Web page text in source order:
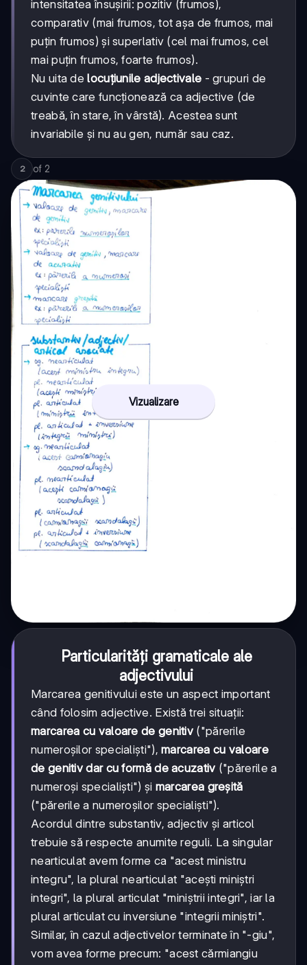
intensitatea însușirii: pozitiv (frumos),
comparativ (mai frumos, tot așa de frumos, mai
puțin frumos) și superlativ (cel mai frumos, cel
mai puțin frumos, foarte frumos).
Nu uita delocuțiunile adjectivale - grupuri de
cuvinte care funcționează ca adjective (de
treabă, în stare, în vârstă). Acestea sunt
invariabile și nu au gen, număr sau caz.
2 of 2
Vizualizare
Particularități gramaticale ale
adjectivului
Marcarea genitivului este un aspect important
când folosim adjective. Există trei situații:
marcarea cu valoare de genitiv("părerile
numeroșilor specialiști"),marcarea cu valoare
de genitiv dar cu formă de acuzativ("părerile a
numeroși specialiști") și marcarea greșită
("părerile a numeroșilor specialiști").
Acordul dintre substantiv, adjectiv și articol
trebuie să respecte anumite reguli. La singular
nearticulat avem forme ca "acest ministru
integru", la plural nearticulat "acești miniștri
integri", la plural articulat "miniștrii integri", iar la
plural articulat cu inversiune "integrii miniștri".
Similar, în cazul adjectivelor terminate în "-giu",
vom avea forme precum: "acest cărmiangiu